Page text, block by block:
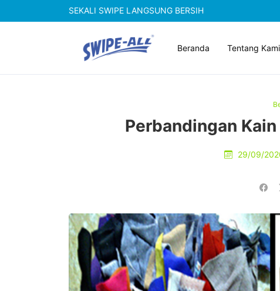
SEKALI SWIPE LANGSUNG BERSIH
Beranda Tentang Kami
Perbandingan
29/09/